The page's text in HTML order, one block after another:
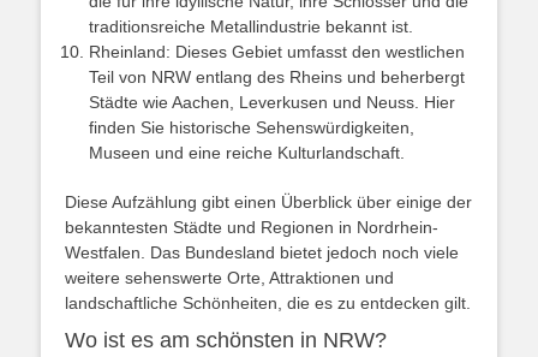
traditionsreiche Metallindustrie bekannt ist.
Rheinland: Dieses Gebiet umfasst den westlichen
Teil von NRW entlang des Rheins und beherbergt
Städte wie Aachen, Leverkusen und Neuss. Hier
finden Sie historische Sehenswürdigkeiten,
Museen und eine reiche Kulturlandschaft.
Diese Aufzählung gibt einen Überblick über einige der
bekanntesten Städte und Regionen in Nordrhein-
Westfalen. Das Bundesland bietet jedoch noch viele
weitere sehenswerte Orte, Attraktionen und
landschaftliche Schönheiten, die es zu entdecken gilt.
Wo ist es am schönsten in NRW?